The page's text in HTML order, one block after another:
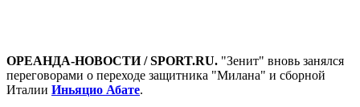
ОРЕАНДА-НОВОСТИ / SPORT.RU. "Зенит" вновь занялся
переговорами о переходе защитника "Милана" и сборной
Италии Иньяцио Абате.